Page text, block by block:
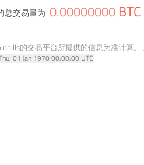
总交易量为 0.00000000 BTC
的交易平台所提供的信息为准计算。
01 Jan 1970 00:00:00 UTC